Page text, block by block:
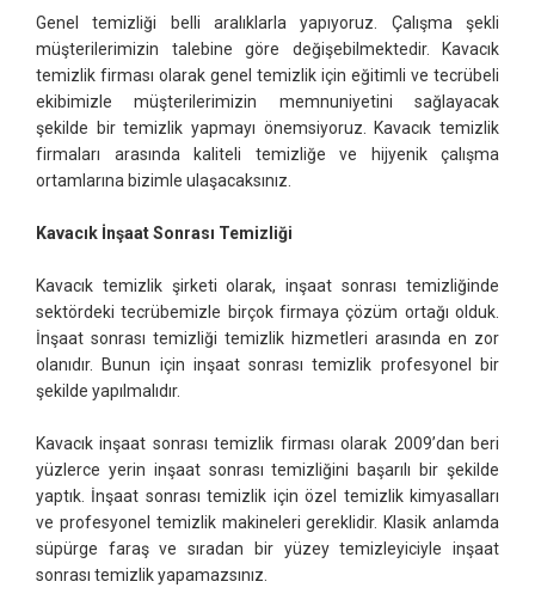
Genel temizliği belli aralıklarla yapıyoruz. Çalışma şekli
müşterilerimizin talebine göre değişebilmektedir. Kavacık
temizlik firması olarak genel temizlik için eğitimli ve tecrübeli
ekibimizle müşterilerimizin memnuniyetini sağlayacak
şekilde bir temizlik yapmayı önemsiyoruz. Kavacık temizlik
firmaları arasında kaliteli temizliğe ve hijyenik çalışma
ortamlarına bizimle ulaşacaksınız.
Kavacık İnşaat Sonrası Temizliği
Kavacık temizlik şirketi olarak, inşaat sonrası temizliğinde
sektördeki tecrübemizle birçok firmaya çözüm ortağı olduk.
İnşaat sonrası temizliği temizlik hizmetleri arasında en zor
olanıdır. Bunun için inşaat sonrası temizlik profesyonel bir
şekilde yapılmalıdır.
Kavacık inşaat sonrası temizlik firması olarak 2009’dan beri
yüzlerce yerin inşaat sonrası temizliğini başarılı bir şekilde
yaptık. İnşaat sonrası temizlik için özel temizlik kimyasalları
ve profesyonel temizlik makineleri gereklidir. Klasik anlamda
süpürge faraş ve sıradan bir yüzey temizleyiciyle inşaat
sonrası temizlik yapamazsınız.